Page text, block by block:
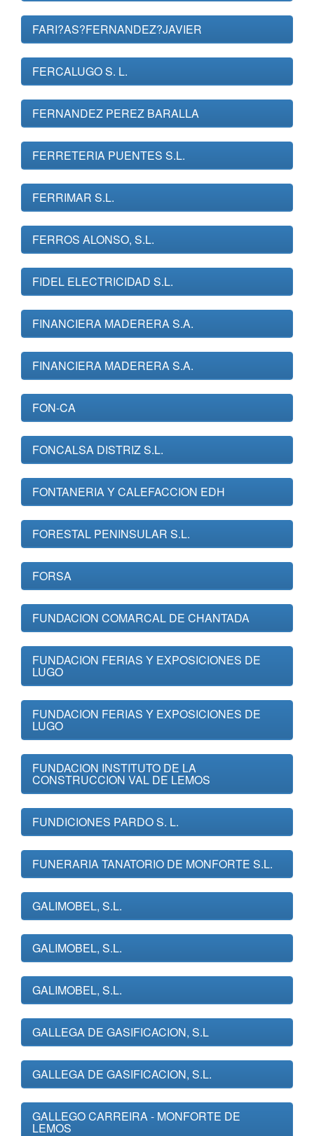
FARI?AS?FERNANDEZ?JAVIER
FERCALUGO S. L.
FERNANDEZ PEREZ BARALLA
FERRETERIA PUENTES S.L.
FERRIMAR S.L.
FERROS ALONSO, S.L.
FIDEL ELECTRICIDAD S.L.
FINANCIERA MADERERA S.A.
FINANCIERA MADERERA S.A.
FON-CA
FONCALSA DISTRIZ S.L.
FONTANERIA Y CALEFACCION EDH
FORESTAL PENINSULAR S.L.
FORSA
FUNDACION COMARCAL DE CHANTADA
FUNDACION FERIAS Y EXPOSICIONES DE
LUGO
FUNDACION FERIAS Y EXPOSICIONES DE
LUGO
FUNDACION INSTITUTO DE LA
CONSTRUCCION VAL DE LEMOS
FUNDICIONES PARDO S. L.
FUNERARIA TANATORIO DE MONFORTE S.L.
GALIMOBEL, S.L.
GALIMOBEL, S.L.
GALIMOBEL, S.L.
GALLEGA DE GASIFICACION, S.L
GALLEGA DE GASIFICACION, S.L.
GALLEGO CARREIRA - MONFORTE DE
LEMOS